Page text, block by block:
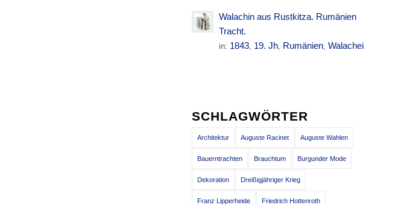
Walachin aus Rustkitza. Rumänien
Tracht.
in: 1843, 19. Jh, Rumänien,Walachei
SCHLAGWÖRTER
Architektur Auguste Racinet Auguste Wahlen
Bauerntrachten Brauchtum Burgunder Mode
Dekoration Dreißigjähriger Krieg
Franz Lipperheide Friedrich Hottenroth